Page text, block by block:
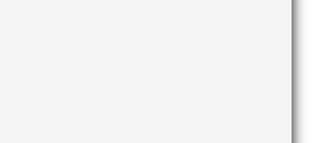
fick ta emot priset ”Årets pulshöjare”,